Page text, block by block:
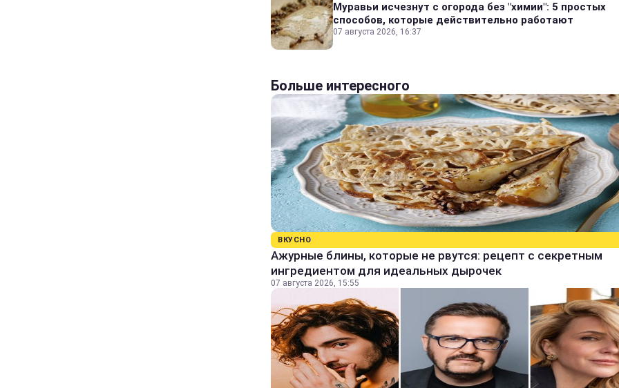
Муравьи исчезнут с огорода без "химии": 5 простых
способов, которые действительно работают
07 августа 2026, 16:37
Больше интересного
ВКУСНО
Ажурные блины, которые не рвутся: рецепт с секретным
ингредиентом для идеальных дырочек
07 августа 2026, 15:55